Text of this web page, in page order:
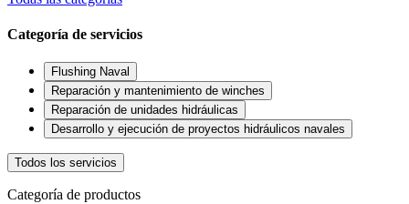
Categoría de servicios
Flushing Naval
Reparación y mantenimiento de winches
Reparación de unidades hidráulicas
Desarrollo y ejecución de proyectos hidráulicos navales
Todos los servicios
Categoría de productos